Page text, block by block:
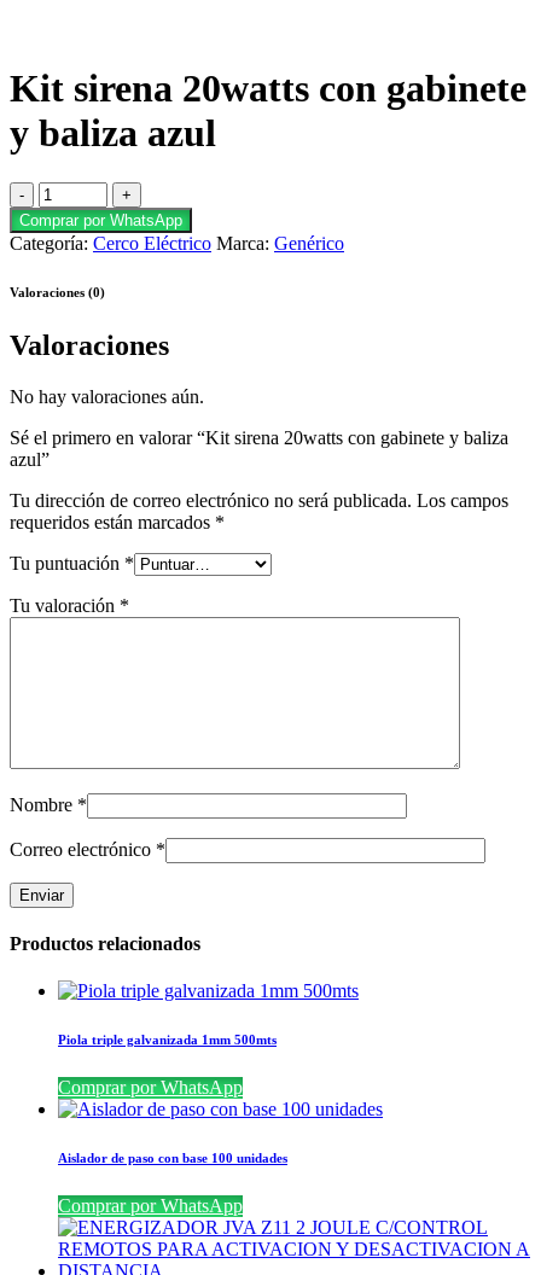
Kit sirena 20watts con gabinete
y baliza azul
Comprar por WhatsApp
Categoría: Cerco Eléctrico Marca: Genérico
Valoraciones (0)
Valoraciones
No hay valoraciones aún.
Sé el primero en valorar “Kit sirena 20watts con gabinete y baliza
azul”
Tu dirección de correo electrónico no será publicada. Los campos
requeridos están marcados *
Tu puntuación *
Tu valoración *
Nombre *
Correo electrónico *
Productos relacionados
Piola triple galvanizada 1mm 500mts
Comprar por WhatsApp
Aislador de paso con base 100 unidades
Comprar por WhatsApp